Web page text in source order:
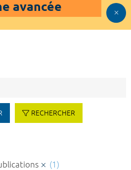
avancée
RECHERCHER
(1)